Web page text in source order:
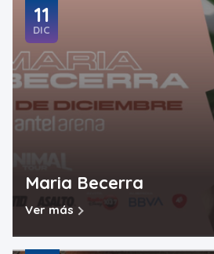
Maria Becerra
Ver más
11
DIC